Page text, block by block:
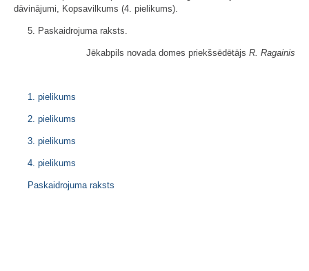
dāvinājumi, Kopsavilkums (4. pielikums).
5. Paskaidrojuma raksts.
Jēkabpils novada domes priekšsēdētājs R. Ragainis
1. pielikums
2. pielikums
3. pielikums
4. pielikums
Paskaidrojuma raksts